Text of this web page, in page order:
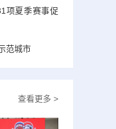
项夏季赛事促
范城市
查看更多 >